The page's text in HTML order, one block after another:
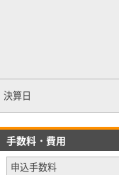
決算日
手数料・費用
申込手数料